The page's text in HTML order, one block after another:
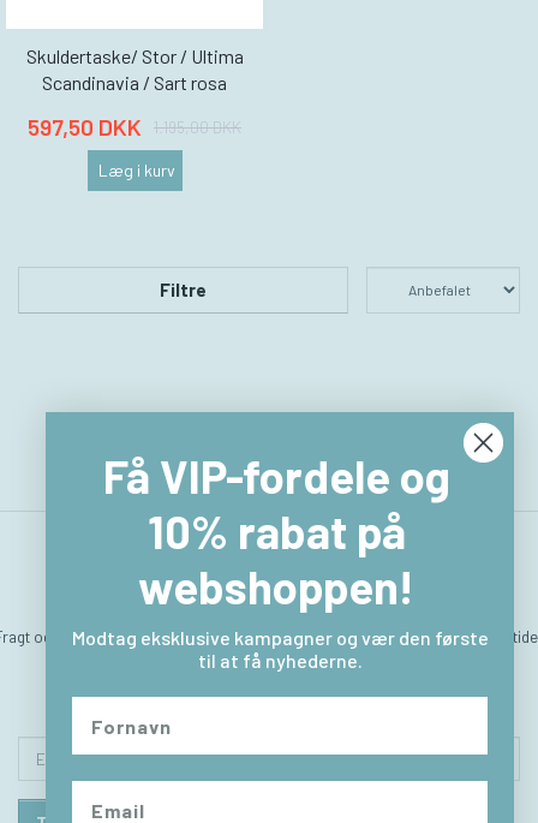
Skuldertaske/ Stor / Ultima
Scandinavia / Sart rosa
597,50 DKK 1.195,00 DKK
Læg i kurv
Filtre
og leveringHvem er viBetingelser & VilkårSitemap Kontakt &
ReturlabelFortryd købet
adresse
Få VIP-fordele og
10% rabat på
webshoppen!
Modtag eksklusive kampagner og vær den første
til at få nyhederne.